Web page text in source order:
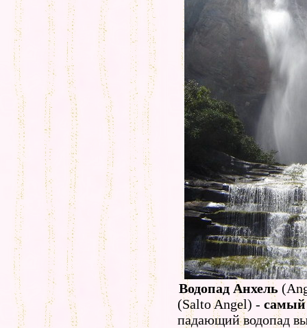
Водопад Анхель
(Salto Angel) - самый
падающий водопад